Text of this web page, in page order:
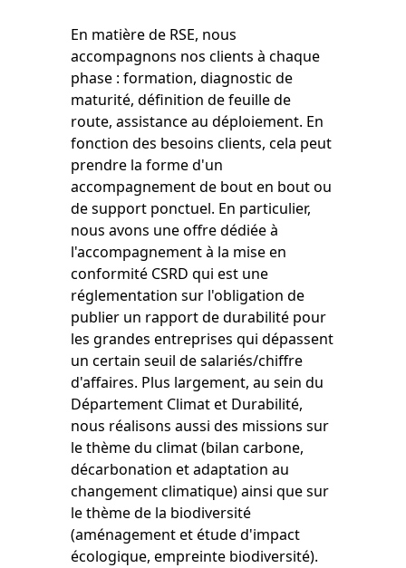
En matière de RSE, nous
accompagnons nos clients à chaque
phase : formation, diagnostic de
maturité, définition de feuille de
route, assistance au déploiement. En
fonction des besoins clients, cela peut
prendre la forme d'un
accompagnement de bout en bout ou
de support ponctuel. En particulier,
nous avons une offre dédiée à
l'accompagnement à la mise en
conformité CSRD qui est une
réglementation sur l'obligation de
publier un rapport de durabilité pour
les grandes entreprises qui dépassent
un certain seuil de salariés/chiffre
d'affaires. Plus largement, au sein du
Département Climat et Durabilité,
nous réalisons aussi des missions sur
le thème du climat (bilan carbone,
décarbonation et adaptation au
changement climatique) ainsi que sur
le thème de la biodiversité
(aménagement et étude d'impact
écologique, empreinte biodiversité).